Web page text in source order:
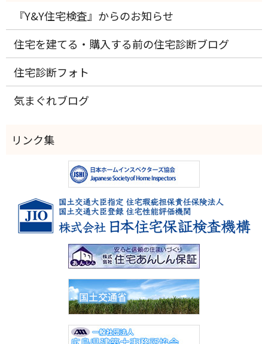
『Y&Y住宅検査』からのお知らせ
住宅を建てる・購入する前の住宅診断ブログ
住宅診断フォト
気まぐれブログ